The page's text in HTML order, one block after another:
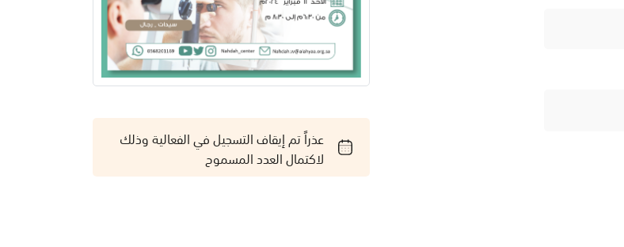
عذراً تم إيقاف التسجيل في الفعالية وذلك
لاكتمال العدد المسموح